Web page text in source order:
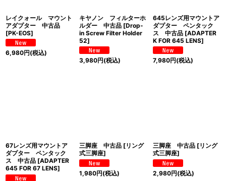
レイクォール マウント
アダプター 中古品
[PK-EOS]
6,980円(税込)
キヤノン フィルターホ
ルダー 中古品 [Drop-
in Screw Filter Holder
52]
3,980円(税込)
645レンズ用マウントア
ダプター ペンタック
ス 中古品 [ADAPTER
K FOR 645 LENS]
7,980円(税込)
67レンズ用マウントア
ダプター ペンタック
ス 中古品 [ADAPTER
645 FOR 67 LENS]
三脚座 中古品 [リング
式三脚座]
1,980円(税込)
三脚座 中古品 [リング
式三脚座]
2,980円(税込)